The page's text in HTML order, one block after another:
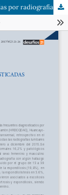
Patologías de columna lumbar diagnosticadas por radiografía convencional